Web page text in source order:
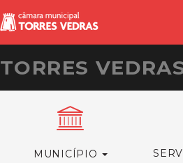
TORRES
MUNICÍPIO